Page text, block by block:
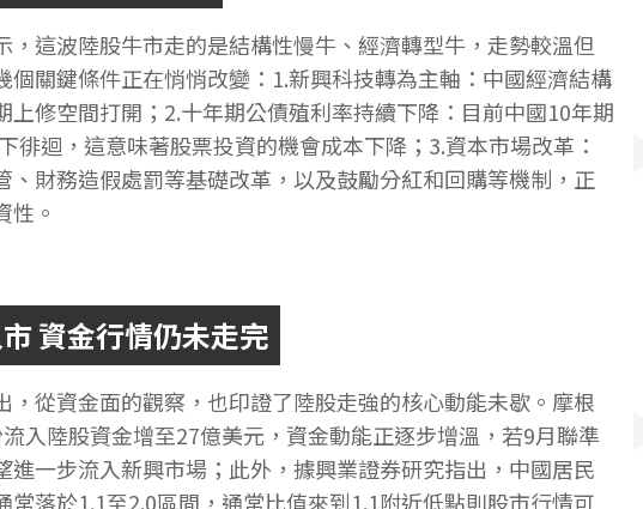
，這波陸股牛市走的是結構性慢牛、經濟轉型牛，走勢較溫但
個關鍵條件正在悄悄改變：1.新興科技轉為主軸：中國經濟結構
上修空間打開；2.十年期公債殖利率持續下降：目前中國10年期
徘迴，這意味著股票投資的機會成本下降；3.資本市場改革：
、財務造假處罰等基礎改革，以及鼓勵分紅和回購等機制，正
性。
資金行情仍未走完
，從資金面的觀察，也印證了陸股走強的核心動能未歇。摩根
入陸股資金增至27億美元，資金動能正逐步增溫，若9月聯準
進一步流入新興市場；此外，據興業證券研究指出，中國居民
常落於1.1至2.0區間，通常比值來到1.1附近低點則股市行情可